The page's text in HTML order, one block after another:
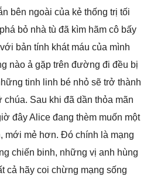
bên ngoài của kẻ thống trị tối
bỏ nhà tù đã kìm hãm cô bấy
bản tính khát máu của mình
nào ả gặp trên đường đi đều bị
tinh linh bé nhỏ sẽ trở thành
Sau khi đã dần thỏa mãn
đây Alice đang thèm muốn một
mới mẻ hơn. Đó chính là mạng
chiến binh, những vị anh hùng
cả hãy coi chừng mạng sống